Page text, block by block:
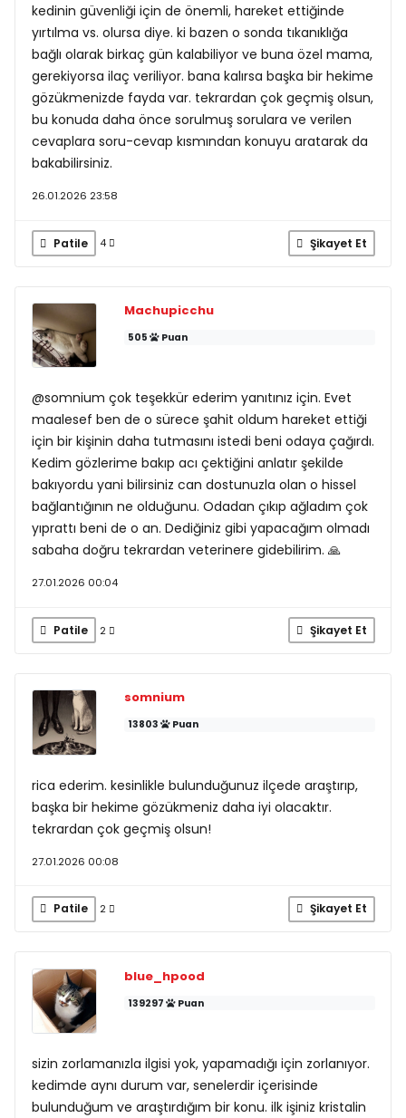
kedinin güvenliği için de önemli, hareket ettiğinde
yırtılma vs. olursa diye. ki bazen o sonda tıkanıklığa
bağlı olarak birkaç gün kalabiliyor ve buna özel mama,
gerekiyorsa ilaç veriliyor. bana kalırsa başka bir hekime
gözükmenizde fayda var. tekrardan çok geçmiş olsun,
bu konuda daha önce sorulmuş sorulara ve verilen
cevaplara soru-cevap kısmından konuyu aratarak da
bakabilirsiniz.
26.01.2026 23:58
Patile 4 Şikayet Et
Machupicchu
505 Puan
@somnium çok teşekkür ederim yanıtınız için. Evet
maalesef ben de o sürece şahit oldum hareket ettiği
için bir kişinin daha tutmasını istedi beni odaya çağırdı.
Kedim gözlerime bakıp acı çektiğini anlatır şekilde
bakıyordu yani bilirsiniz can dostunuzla olan o hissel
bağlantığının ne olduğunu. Odadan çıkıp ağladım çok
yıprattı beni de o an. Dediğiniz gibi yapacağım olmadı
sabaha doğru tekrardan veterinere gidebilirim. 🙏
27.01.2026 00:04
Patile 2 Şikayet Et
somnium
13803 Puan
rica ederim. kesinlikle bulunduğunuz ilçede araştırıp,
başka bir hekime gözükmeniz daha iyi olacaktır.
tekrardan çok geçmiş olsun!
27.01.2026 00:08
Patile 2 Şikayet Et
blue_hpood
139297 Puan
sizin zorlamanızla ilgisi yok, yapamadığı için zorlanıyor.
kedimde aynı durum var, senelerdir içerisinde
bulunduğum ve araştırdığım bir konu. ilk işiniz kristalin